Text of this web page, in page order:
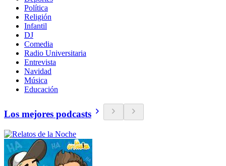
Política
Religión
Infantil
DJ
Comedia
Radio Universitaria
Entrevista
Navidad
Música
Educación
Los mejores podcasts